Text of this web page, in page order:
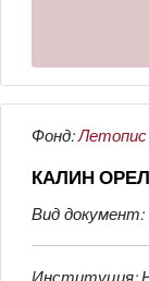
Фонд:Летопис
КАЛИН
Вид документ: